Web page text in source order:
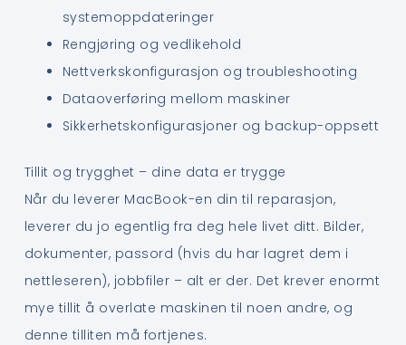
systemoppdateringer
Rengjøring og vedlikehold
Nettverkskonfigurasjon og troubleshooting
Dataoverføring mellom maskiner
Sikkerhetskonfigurasjoner og backup-oppsett
Tillit og trygghet – dine data er trygge
Når du leverer MacBook-en din til reparasjon,
leverer du jo egentlig fra deg hele livet ditt. Bilder,
dokumenter, passord (hvis du har lagret dem i
nettleseren), jobbfiler – alt er der. Det krever enormt
mye tillit å overlate maskinen til noen andre, og
denne tilliten må fortjenes.